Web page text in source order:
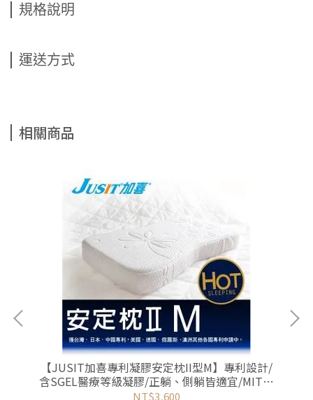
規格說明
運送方式
相關商品
【JUSIT加喜專利凝膠安定枕II型M】專利設計/
含SGEL醫療等級凝膠/正躺、側躺皆適宜/MIT台
灣製/非矽膠、乳膠、記憶泡棉
NT$3,600